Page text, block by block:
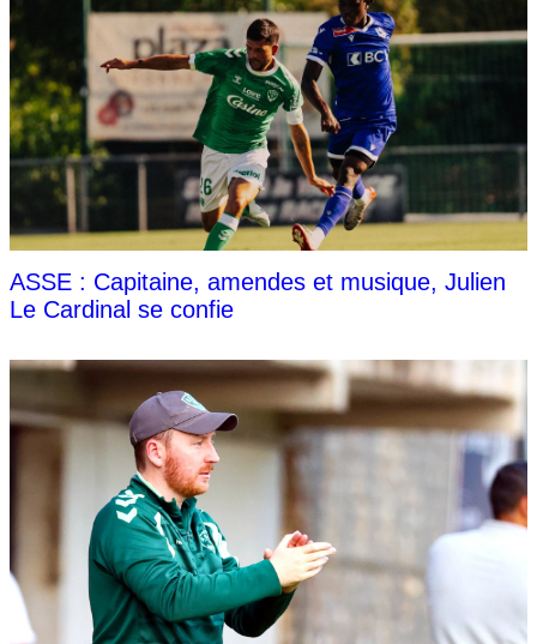
ASSE : Capitaine, amendes et musique, Julien
Le Cardinal se confie